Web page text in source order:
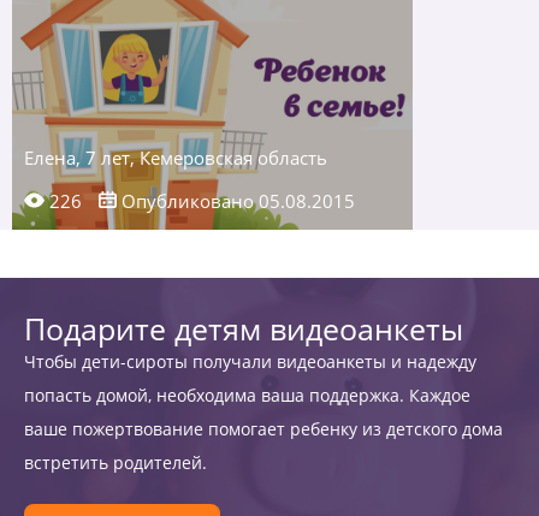
Елена, 7 лет, Кемеровская область
226
Опубликовано 05.08.2015
Подарите детям видеоанкеты
Чтобы дети-сироты получали видеоанкеты и надежду
попасть домой, необходима ваша поддержка. Каждое
ваше пожертвование помогает ребенку из детского дома
встретить родителей.